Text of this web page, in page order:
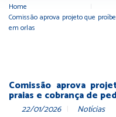
Home
Comissão aprova projeto que
em orlas
Comissão aprova
praias e cobrança de
22/01/2026 Notícias